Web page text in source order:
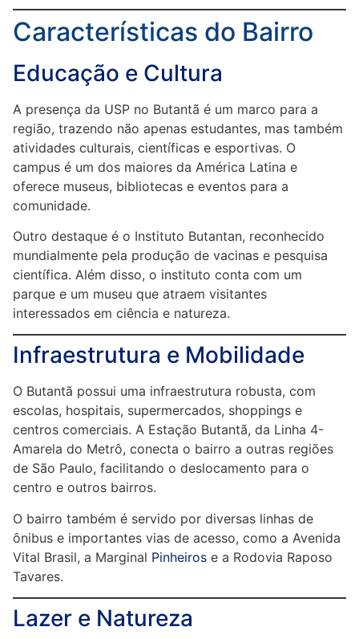
Características do Bairro
Educação e Cultura
A presença da USP no Butantã é um marco para a
região, trazendo não apenas estudantes, mas também
atividades culturais, científicas e esportivas. O
campus é um dos maiores da América Latina e
oferece museus, bibliotecas e eventos para a
comunidade.
Outro destaque é o Instituto Butantan, reconhecido
mundialmente pela produção de vacinas e pesquisa
científica. Além disso, o instituto conta com um
parque e um museu que atraem visitantes
interessados em ciência e natureza.
Infraestrutura e Mobilidade
O Butantã possui uma infraestrutura robusta, com
escolas, hospitais, supermercados, shoppings e
centros comerciais. A Estação Butantã, da Linha 4-
Amarela do Metrô, conecta o bairro a outras regiões
de São Paulo, facilitando o deslocamento para o
centro e outros bairros.
O bairro também é servido por diversas linhas de
ônibus e importantes vias de acesso, como a Avenida
Vital Brasil, a Marginal Pinheiros e a Rodovia Raposo
Tavares.
Lazer e Natureza